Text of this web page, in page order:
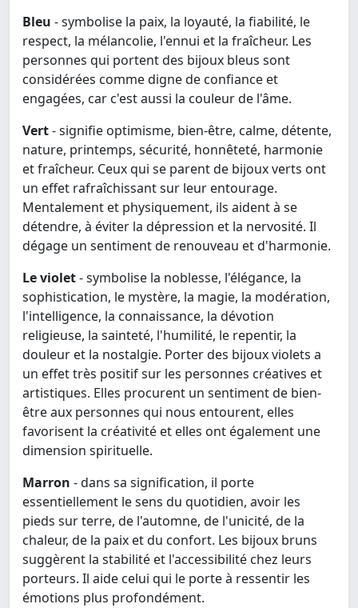
Bleu - symbolise la paix, la loyauté, la fiabilité, le
respect, la mélancolie, l'ennui et la fraîcheur. Les
personnes qui portent des bijoux bleus sont
considérées comme digne de confiance et
engagées, car c'est aussi la couleur de l'âme.
Vert- signifie optimisme, bien-être, calme, détente,
nature, printemps, sécurité, honnêteté, harmonie
et fraîcheur. Ceux qui se parent de bijoux verts ont
un effet rafraîchissant sur leur entourage.
Mentalement et physiquement, ils aident à se
détendre, à éviter la dépression et la nervosité. Il
dégage un sentiment de renouveau et d'harmonie.
Le violet- symbolise la noblesse, l'élégance, la
sophistication, le mystère, la magie, la modération,
l'intelligence, la connaissance, la dévotion
religieuse, la sainteté, l'humilité, le repentir, la
douleur et la nostalgie. Porter des bijoux violets a
un effet très positif sur les personnes créatives et
artistiques. Elles procurent un sentiment de bien-
être aux personnes qui nous entourent, elles
favorisent la créativité et elles ont également une
dimension spirituelle.
Marron - dans sa signification, il porte
essentiellement le sens du quotidien, avoir les
pieds sur terre, de l'automne, de l'unicité, de la
chaleur, de la paix et du confort. Les bijoux bruns
suggèrent la stabilité et l'accessibilité chez leurs
porteurs. Il aide celui qui le porte à ressentir les
émotions plus profondément.